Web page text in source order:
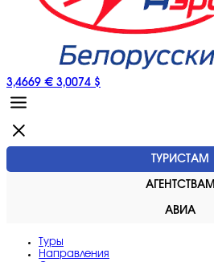
3,4669 € 3,0074 $
ТУРИСТАМ
АГЕНТСТВАМ
АВИА
Туры
Направления